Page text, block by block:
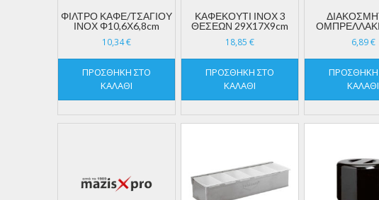
ΦΙΛΤΡΟ ΚΑΦΕ/ΤΣΑΓΙΟΥ
ΙΝΟΧ Φ10,6Χ6,8cm
10,34€
ΠΡΟΣΘΉΚΗ ΣΤΟ
ΚΑΛΆΘΙ
ΚΑΦΕΚΟΥΤΙ ΙΝΟΧ 3
ΘΕΣΕΩΝ 29Χ17Χ9cm
18,85€
ΠΡΟΣΘΉΚΗ ΣΤΟ
ΚΑΛΆΘΙ
6,89€
ΠΡΟΣΘΉΚΗ
ΚΑΛΆΘΙ